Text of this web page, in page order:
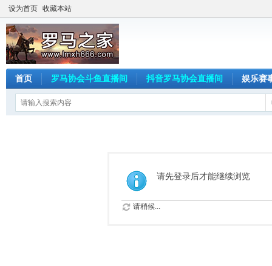
设为首页 收藏本站
首页 罗马协会斗鱼直播间 抖音罗马协会直播间 娱乐赛
请先登录后才能继续浏览
请稍候...